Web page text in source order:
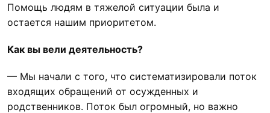
Помощь людям в тяжелой ситуации была и
остается нашим приоритетом.
Как вы вели деятельность?
— Мы начали с того, что систематизировали поток
входящих обращений от осужденных и
родственников. Поток был огромный, но важно